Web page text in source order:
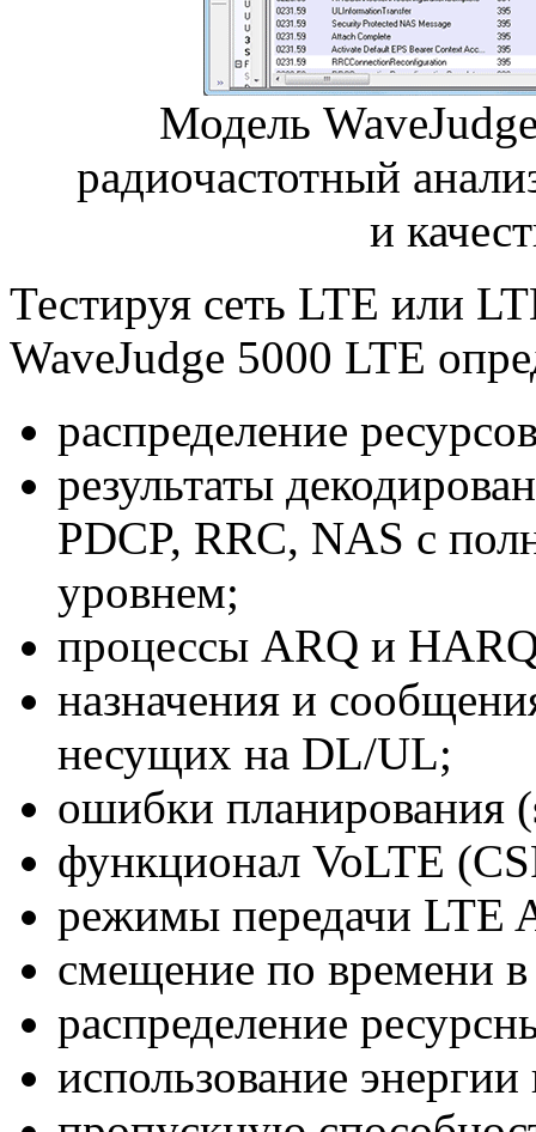
Модель
радиочастотный
и
Тестируя сеть LTE или
WaveJudge 5000 LTE
распределение
результаты
PDCP, RRC, NAS с
уровнем;
процессы ARQ и
назначения и
несущих на DL/UL;
ошибки планирования
функционал VoLTE
режимы передачи LTE
смещение по времени
распределение
использование